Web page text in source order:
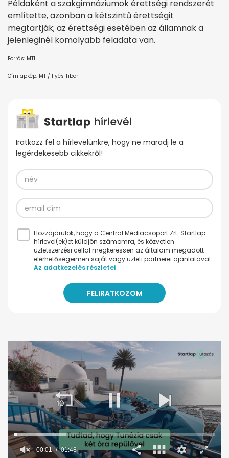
Példaként a szakgimnáziumok érettségi rendszerét
említette, azonban a kétszintű érettségit
megtartják; az érettségi esetében az államnak a
jelenleginél komolyabb feladata van.
Forrás: MTI
Címlapkép: MTI/Illyés Tibor
Iratkozz fel a hírlevelünkre, hogy ne maradj le a
legérdekesebb cikkekről!
Hozzájárulok, hogy a Central Médiacsoport Zrt. Startlap
hírlevel(ek)et küldjön számomra, és közvetlen
üzletszerzési céllal megkeressen az általam megadott
elérhetőségeimen saját vagy üzleti partnerei ajánlatával.
Az adatkezelés részletei
00:02 01:48